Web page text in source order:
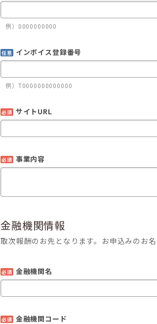
例）0000000000
任意 インボイス登録番号
例）T0000000000000
必須 サイトURL
必須 事業内容
金融機関情報
取次報酬のお先となります。お申込みのお
必須 金融機関名
必須 金融機関コード